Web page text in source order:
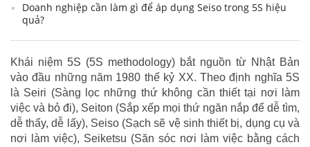
Doanh nghiệp cần làm gì để áp dụng Seiso trong 5S hiệu
quả?
Khái niệm 5S (5S methodology) bắt nguồn từ Nhật Bản
vào đầu những năm 1980 thế kỷ XX. Theo định nghĩa 5S
là Seiri (Sàng lọc những thứ không cần thiết tại nơi làm
việc và bỏ đi), Seiton (Sắp xếp mọi thứ ngăn nắp để dễ tìm,
dễ thấy, dễ lấy), Seiso (Sạch sẽ vệ sinh thiết bị, dụng cụ và
nơi làm việc), Seiketsu (Săn sóc nơi làm việc bằng cách